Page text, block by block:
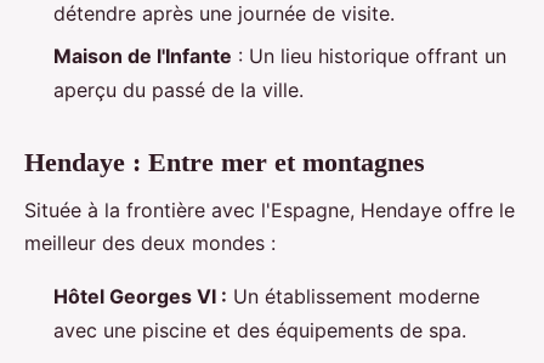
détendre après une journée de visite.
Maison de l'Infante : Un lieu historique offrant un
aperçu du passé de la ville.
Hendaye : Entre mer et montagnes
Située à la frontière avec l'Espagne, Hendaye offre le
meilleur des deux mondes :
Hôtel Georges VI : Un établissement moderne
avec une piscine et des équipements de spa.